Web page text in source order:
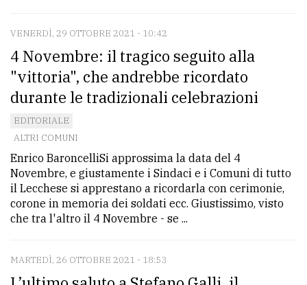
VENERDÌ, 29 OTTOBRE 2021 - 10:42
4 Novembre: il tragico seguito alla
"vittoria", che andrebbe ricordato
durante le tradizionali celebrazioni
EDITORIALE
ALTRI COMUNI
Enrico BaroncelliSi approssima la data del 4
Novembre, e giustamente i Sindaci e i Comuni di tutto
il Lecchese si apprestano a ricordarla con cerimonie,
corone in memoria dei soldati ecc. Giustissimo, visto
che tra l'altro il 4 Novembre - se ...
MARTEDÌ, 26 OTTOBRE 2021 - 18:53